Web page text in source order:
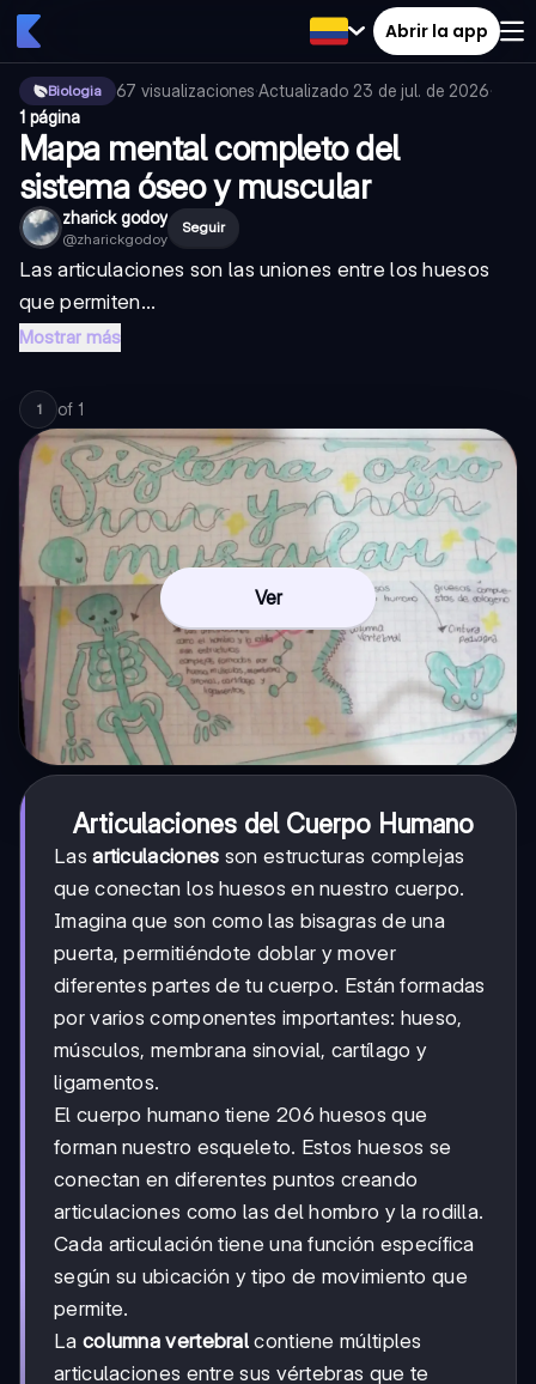
Abrir la app
Biologia 67 visualizaciones·Actualizado 23 de jul. de 2026·
1 página
Mapa mental completo del
sistema óseo y muscular
zharick godoy
@zharickgodoy
Seguir
Las articulaciones son las uniones entre los huesos
que permiten...
Mostrar más
1 of 1
Ver
Articulaciones del Cuerpo Humano
Lasarticulaciones son estructuras complejas
que conectan los huesos en nuestro cuerpo.
Imagina que son como las bisagras de una
puerta, permitiéndote doblar y mover
diferentes partes de tu cuerpo. Están formadas
por varios componentes importantes: hueso,
músculos, membrana sinovial, cartílago y
ligamentos.
El cuerpo humano tiene 206 huesos que
forman nuestro esqueleto. Estos huesos se
conectan en diferentes puntos creando
articulaciones como las del hombro y la rodilla.
Cada articulación tiene una función específica
según su ubicación y tipo de movimiento que
permite.
La columna vertebral contiene múltiples
articulaciones entre sus vértebras que te